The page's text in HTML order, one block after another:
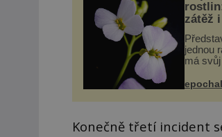
zátěž
jednou
má
přírodě
Konečně třetí incident